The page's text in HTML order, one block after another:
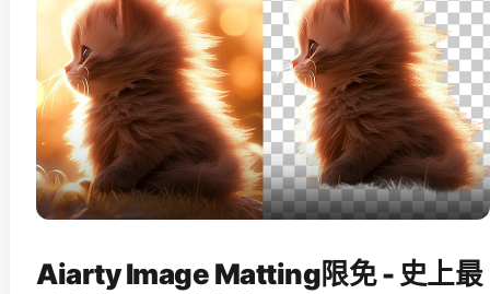
Aiarty Image Matting限免 - 史上最